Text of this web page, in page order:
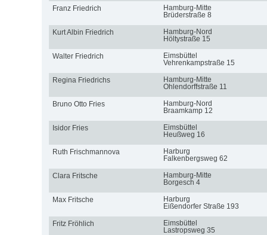
Franz Friedrich
Hamburg-Mitte
Brüderstraße 8
Kurt Albin Friedrich
Hamburg-Nord
Höltystraße 15
Walter Friedrich
Eimsbüttel
Vehrenkampstraße 15
Regina Friedrichs
Hamburg-Mitte
Ohlendorffstraße 11
Bruno Otto Fries
Hamburg-Nord
Braamkamp 12
Isidor Fries
Eimsbüttel
Heußweg 16
Ruth Frischmannova
Harburg
Falkenbergsweg 62
Clara Fritsche
Hamburg-Mitte
Borgesch 4
Max Fritsche
Harburg
Eißendorfer Straße 193
Fritz Fröhlich
Eimsbüttel
Lastropsweg 35